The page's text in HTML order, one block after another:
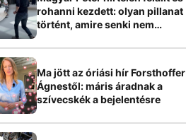
rohanni kezdett: olyan pillanat
történt, amire senki nem
Ma jött az óriási hír Forsthoffer
Ágnestől: máris áradnak a
szívecskék a bejelentésre